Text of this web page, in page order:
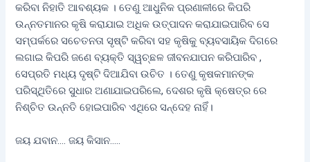
କରିବା ନିହାତି ଆବଶ୍ୟକ । ତେଣୁ ଆଧୁନିକ ପ୍ରଣାଳୀରେ କିପରି
ଉନ୍ନତମାନର କୃଷି କରାଯାଇ ଅଧିକ ଉତ୍ପାଦନ କରାଯାଇପାରିବ ସେ
ସମ୍ପର୍କରେ ସଚେତନତା ସୃଷ୍ଟି କରିବା ସହ କୃଷିକୁ ବ୍ୟବସାୟିକ ଦିଗରେ
ଲଗାଇ କିପରି ଜଣେ ବ୍ୟକ୍ତି ସ୍ୱଚ୍ଛଳ ଜୀବନଯାପନ କରିପାରିବ ,
ସେପ୍ରତି ମଧ୍ୟ ଦୃଷ୍ଟି ଦିଆଯିବା ଉଚିତ । ତେଣୁ କୃଷକମାନଙ୍କ
ପରିସ୍ଥିତିରେ ସୁଧାର ଅଣାଯାଇପରିଲେ, ଦେଶର କୃଷି କ୍ଷେତ୍ର ରେ
ନିଶ୍ଚିତ ଉନ୍ନତି ହୋଇପାରିବ ଏଥିରେ ସନ୍ଦେହ ନାହିଁ।
ଜୟ ଯବାନ…. ଜୟ କିସାନ…..